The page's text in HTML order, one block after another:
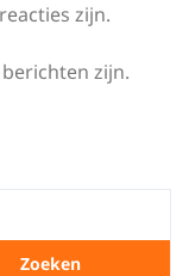
zijn.
zijn.
Zoeken